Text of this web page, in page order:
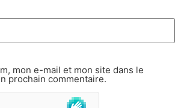
mon e-mail et mon site dans le
prochain commentaire.